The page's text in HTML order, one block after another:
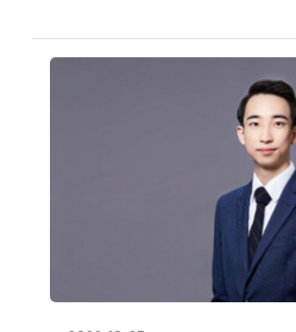
元的品牌識別痛點存在，但
品牌形象建立與公關策略制
品，且必須耗資上百萬成本
辦人鄧耀中則認為，輕忽時
敵人，善加挑選與利用如法
投甚至公關等專業服務的策
化優勢，建立創新創業領域
感」，提升產能也獲取投資